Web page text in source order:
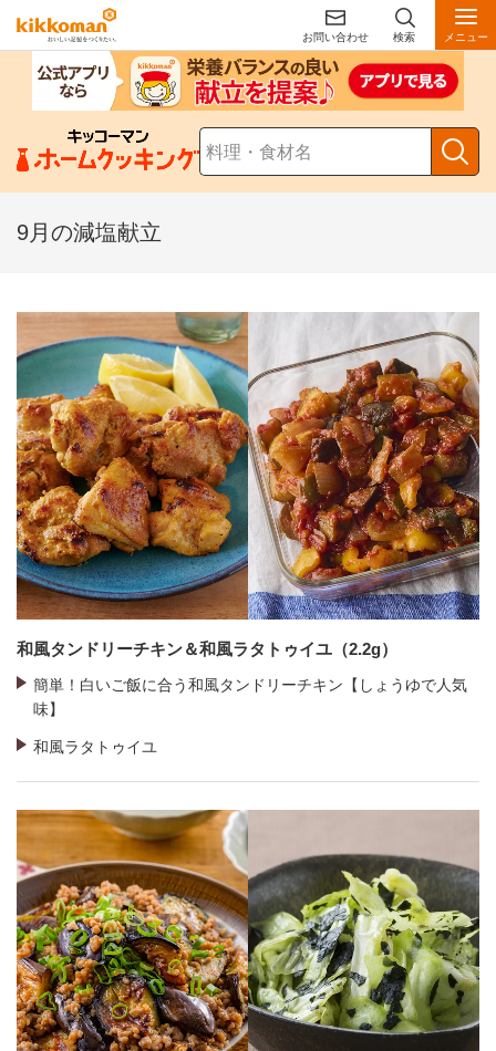
お問い合わせ 検索 メニュー
9月の減塩献立
和風タンドリーチキン＆和風ラタトゥイユ（2.2g）
簡単！白いご飯に合う和風タンドリーチキン【しょうゆで人気
味】
和風ラタトゥイユ